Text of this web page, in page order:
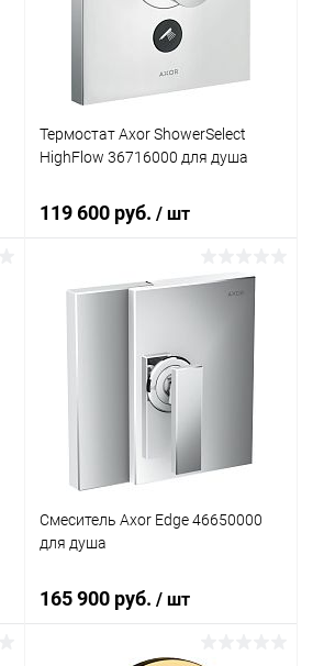
Термостат Axor ShowerSelect
HighFlow 36716000 для душа
119 600 руб./ шт
Купить в 1 клик Сравнение
В избранное Под заказ
Смеситель Axor Edge 46650000
для душа
165 900 руб./ шт